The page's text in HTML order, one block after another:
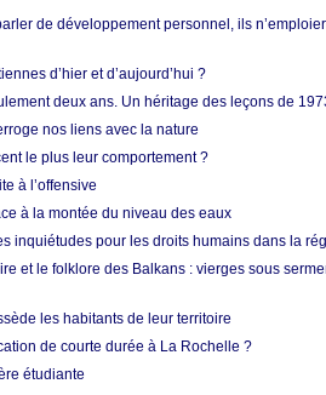
de développement personnel, ils
d’hier et d’aujourd’hui ?
deux ans. Un héritage des leçons de
nos liens avec la nature
le plus leur comportement ?
à l’offensive
à la montée du niveau des eaux
inquiétudes pour les droits humains dans la
et le folklore des Balkans : vierges sous
les habitants de leur territoire
de courte durée à La Rochelle ?
étudiante